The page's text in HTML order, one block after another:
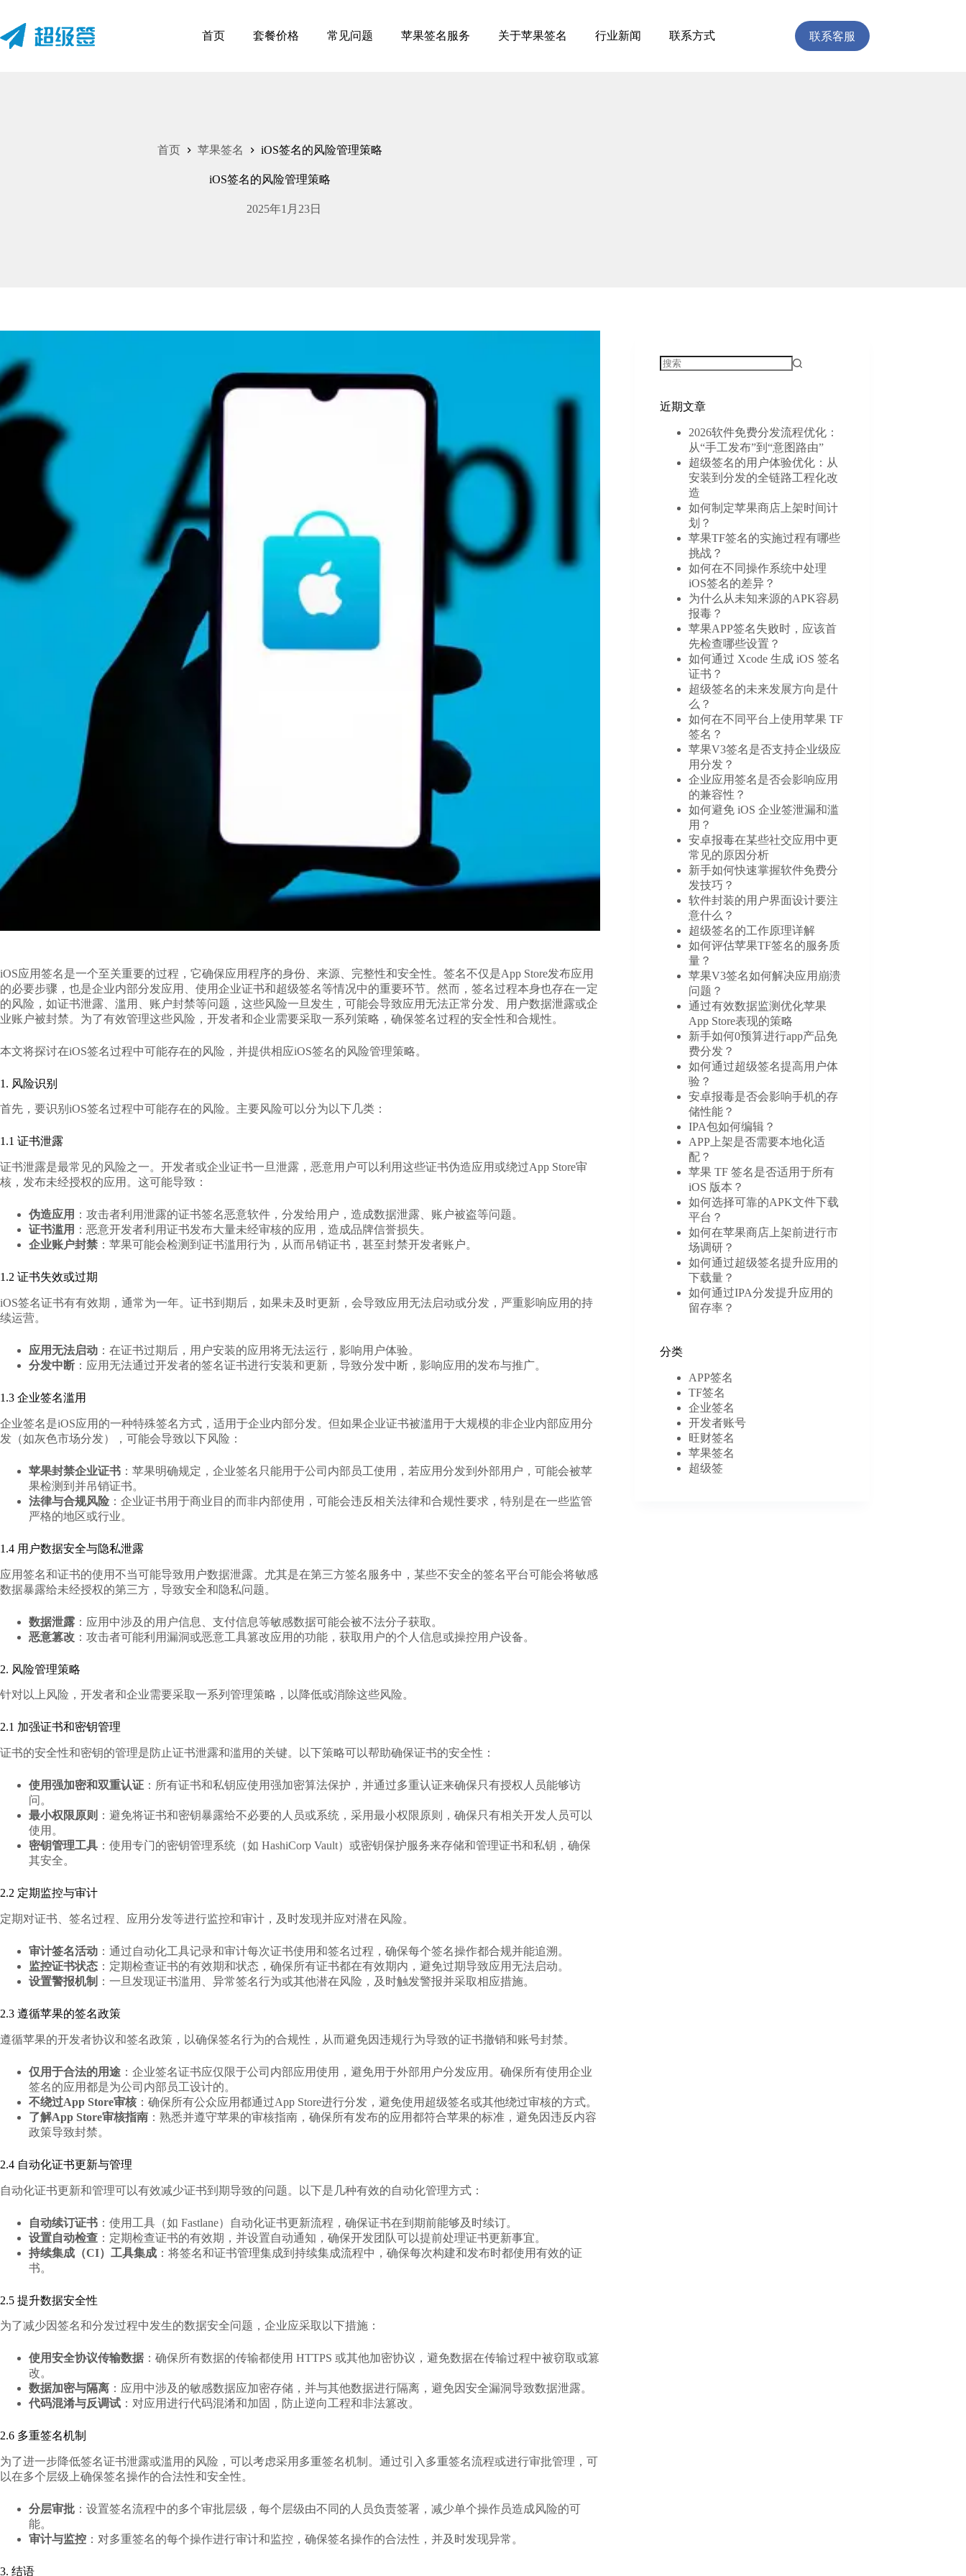
首页 套餐价格 常见问题 苹果签名服务 关于苹果签名 行业新闻 联系方式 联系客服
首页 苹果签名 iOS签名的风险管理策略
iOS签名的风险管理策略
2025年1月23日
iOS应用签名是一个至关重要的过程，它确保应用程序的身份、来源、完整性和安全性。签名不仅是App Store发布应用
的必要步骤，也是企业内部分发应用、使用企业证书和超级签名等情况中的重要环节。然而，签名过程本身也存在一定
的风险，如证书泄露、滥用、账户封禁等问题，这些风险一旦发生，可能会导致应用无法正常分发、用户数据泄露或企
业账户被封禁。为了有效管理这些风险，开发者和企业需要采取一系列策略，确保签名过程的安全性和合规性。
本文将探讨在iOS签名过程中可能存在的风险，并提供相应iOS签名的风险管理策略。
1. 风险识别
首先，要识别iOS签名过程中可能存在的风险。主要风险可以分为以下几类：
1.1 证书泄露
证书泄露是最常见的风险之一。开发者或企业证书一旦泄露，恶意用户可以利用这些证书伪造应用或绕过App Store审
核，发布未经授权的应用。这可能导致：
伪造应用 ：攻击者利用泄露的证书签名恶意软件，分发给用户，造成数据泄露、账户被盗等问题。
证书滥用 ：恶意开发者利用证书发布大量未经审核的应用，造成品牌信誉损失。
企业账户封禁 ：苹果可能会检测到证书滥用行为，从而吊销证书，甚至封禁开发者账户。
1.2 证书失效或过期
iOS签名证书有有效期，通常为一年。证书到期后，如果未及时更新，会导致应用无法启动或分发，严重影响应用的持
续运营。
应用无法启动 ：在证书过期后，用户安装的应用将无法运行，影响用户体验。
分发中断 ：应用无法通过开发者的签名证书进行安装和更新，导致分发中断，影响应用的发布与推广。
1.3 企业签名滥用
企业签名是iOS应用的一种特殊签名方式，适用于企业内部分发。但如果企业证书被滥用于大规模的非企业内部应用分
发（如灰色市场分发），可能会导致以下风险：
苹果封禁企业证书 ：苹果明确规定，企业签名只能用于公司内部员工使用，若应用分发到外部用户，可能会被苹
果检测到并吊销证书。
法律与合规风险 ：企业证书用于商业目的而非内部使用，可能会违反相关法律和合规性要求，特别是在一些监管
严格的地区或行业。
1.4 用户数据安全与隐私泄露
应用签名和证书的使用不当可能导致用户数据泄露。尤其是在第三方签名服务中，某些不安全的签名平台可能会将敏感
数据暴露给未经授权的第三方，导致安全和隐私问题。
数据泄露 ：应用中涉及的用户信息、支付信息等敏感数据可能会被不法分子获取。
恶意篡改 ：攻击者可能利用漏洞或恶意工具篡改应用的功能，获取用户的个人信息或操控用户设备。
2. 风险管理策略
针对以上风险，开发者和企业需要采取一系列管理策略，以降低或消除这些风险。
2.1 加强证书和密钥管理
证书的安全性和密钥的管理是防止证书泄露和滥用的关键。以下策略可以帮助确保证书的安全性：
使用强加密和双重认证 ：所有证书和私钥应使用强加密算法保护，并通过多重认证来确保只有授权人员能够访
问。
最小权限原则 ：避免将证书和密钥暴露给不必要的人员或系统，采用最小权限原则，确保只有相关开发人员可以
使用。
密钥管理工具 ：使用专门的密钥管理系统（如 HashiCorp Vault）或密钥保护服务来存储和管理证书和私钥，确保
其安全。
2.2 定期监控与审计
定期对证书、签名过程、应用分发等进行监控和审计，及时发现并应对潜在风险。
审计签名活动 ：通过自动化工具记录和审计每次证书使用和签名过程，确保每个签名操作都合规并能追溯。
监控证书状态 ：定期检查证书的有效期和状态，确保所有证书都在有效期内，避免过期导致应用无法启动。
设置警报机制 ：一旦发现证书滥用、异常签名行为或其他潜在风险，及时触发警报并采取相应措施。
2.3 遵循苹果的签名政策
遵循苹果的开发者协议和签名政策，以确保签名行为的合规性，从而避免因违规行为导致的证书撤销和账号封禁。
仅用于合法的用途 ：企业签名证书应仅限于公司内部应用使用，避免用于外部用户分发应用。确保所有使用企业
签名的应用都是为公司内部员工设计的。
不绕过App Store审核：确保所有公众应用都通过App Store进行分发，避免使用超级签名或其他绕过审核的方式。
了解App Store审核指南 ：熟悉并遵守苹果的审核指南，确保所有发布的应用都符合苹果的标准，避免因违反内容
政策导致封禁。
2.4 自动化证书更新与管理
自动化证书更新和管理可以有效减少证书到期导致的问题。以下是几种有效的自动化管理方式：
自动续订证书 ：使用工具（如 Fastlane）自动化证书更新流程，确保证书在到期前能够及时续订。
设置自动检查 ：定期检查证书的有效期，并设置自动通知，确保开发团队可以提前处理证书更新事宜。
持续集成（CI）工具集成 ：将签名和证书管理集成到持续集成流程中，确保每次构建和发布时都使用有效的证
书。
2.5 提升数据安全性
为了减少因签名和分发过程中发生的数据安全问题，企业应采取以下措施：
使用安全协议传输数据 ：确保所有数据的传输都使用 HTTPS 或其他加密协议，避免数据在传输过程中被窃取或篡
改。
数据加密与隔离 ：应用中涉及的敏感数据应加密存储，并与其他数据进行隔离，避免因安全漏洞导致数据泄露。
代码混淆与反调试 ：对应用进行代码混淆和加固，防止逆向工程和非法篡改。
2.6 多重签名机制
为了进一步降低签名证书泄露或滥用的风险，可以考虑采用多重签名机制。通过引入多重签名流程或进行审批管理，可
以在多个层级上确保签名操作的合法性和安全性。
分层审批 ：设置签名流程中的多个审批层级，每个层级由不同的人员负责签署，减少单个操作员造成风险的可
能。
审计与监控 ：对多重签名的每个操作进行审计和监控，确保签名操作的合法性，并及时发现异常。
3. 结语
近期文章
2026软件免费分发流程优化：
从“手工发布”到“意图路由”
超级签名的用户体验优化：从
安装到分发的全链路工程化改
造
如何制定苹果商店上架时间计
划？
苹果TF签名的实施过程有哪些
挑战？
如何在不同操作系统中处理
iOS签名的差异？
为什么从未知来源的APK容易
报毒？
苹果APP签名失败时，应该首
先检查哪些设置？
如何通过 Xcode 生成 iOS 签名
证书？
超级签名的未来发展方向是什
么？
如何在不同平台上使用苹果 TF
签名？
苹果V3签名是否支持企业级应
用分发？
企业应用签名是否会影响应用
的兼容性？
如何避免 iOS 企业签泄漏和滥
用？
安卓报毒在某些社交应用中更
常见的原因分析
新手如何快速掌握软件免费分
发技巧？
软件封装的用户界面设计要注
意什么？
超级签名的工作原理详解
如何评估苹果TF签名的服务质
量？
苹果V3签名如何解决应用崩溃
问题？
通过有效数据监测优化苹果
App Store表现的策略
新手如何0预算进行app产品免
费分发？
如何通过超级签名提高用户体
验？
安卓报毒是否会影响手机的存
储性能？
IPA包如何编辑？
APP上架是否需要本地化适
配？
苹果 TF 签名是否适用于所有
iOS 版本？
如何选择可靠的APK文件下载
平台？
如何在苹果商店上架前进行市
场调研？
如何通过超级签名提升应用的
下载量？
如何通过IPA分发提升应用的
留存率？
分类
APP签名
TF签名
企业签名
开发者账号
旺财签名
苹果签名
超级签